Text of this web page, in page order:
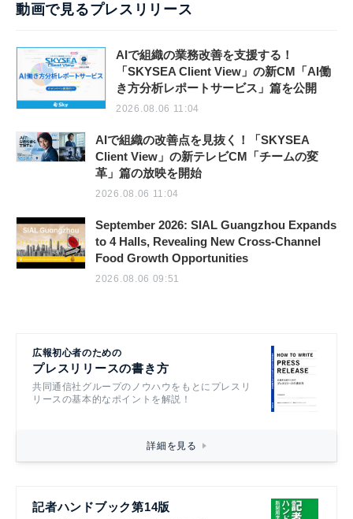
動画で見るプレスリリース
AIで組織の業務改善を支援する！
「SKYSEA Client View」の新CM「AI働
き方分析レポートサービス」篇を公開
2026.08.06 11:04
AIで組織の改善点を見抜く！「SKYSEA
Client View」の新テレビCM「チームの変
革」篇の放映を開始
2026.08.06 11:04
September 2026: SIAL Guangzhou Expands
to 4 Halls, Revealing New Cross-Channel
Food Growth Opportunities
2026.08.06 09:51
広報初心者のための
プレスリリースの書き方
共同通信社グループのノウハウをもとにプレスリ
リースの基本的なポイントを解説！
詳細を見る
記者ハンドブック第14版